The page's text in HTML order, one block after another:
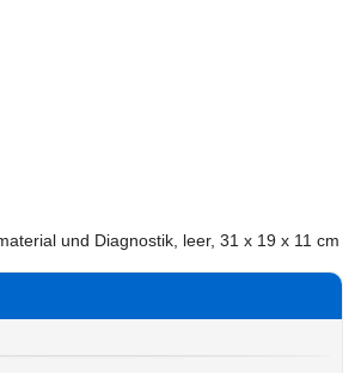
und Diagnostik, leer, 31 x 19 x 11 cm